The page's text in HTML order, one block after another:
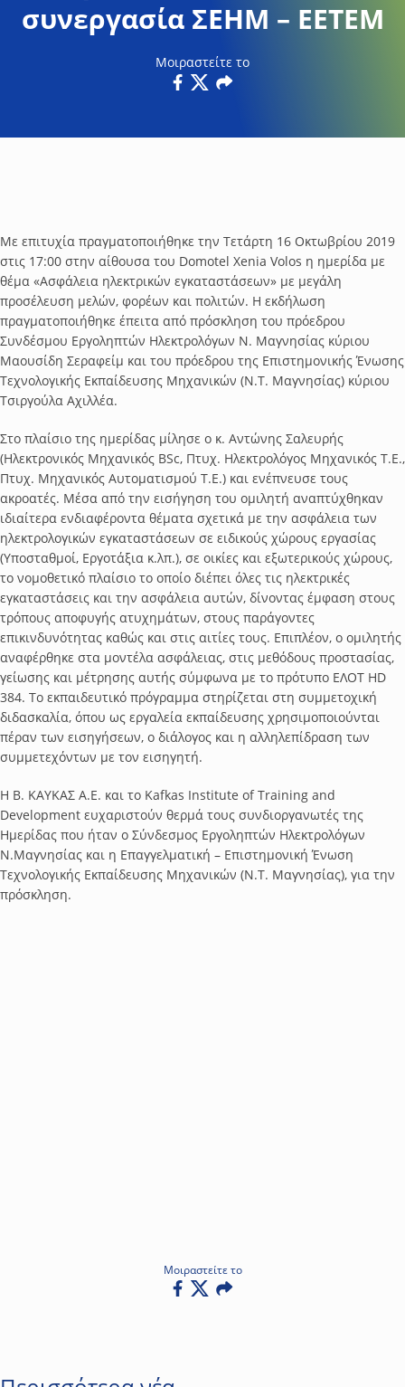
συνεργασία ΣΕΗΜ – ΕΕΤΕΜ
Μοιραστείτε το
Facebook
Twitter
Email
Με επιτυχία πραγματοποιήθηκε την Τετάρτη 16 Οκτωβρίου 2019
στις 17:00 στην αίθουσα του Domotel Xenia Volos η ημερίδα με
θέμα «Ασφάλεια ηλεκτρικών εγκαταστάσεων» με μεγάλη
προσέλευση μελών, φορέων και πολιτών. Η εκδήλωση
πραγματοποιήθηκε έπειτα από πρόσκληση του πρόεδρου
Συνδέσμου Εργοληπτών Ηλεκτρολόγων Ν. Μαγνησίας κύριου
Μαουσίδη Σεραφείμ και του πρόεδρου της Επιστημονικής Ένωσης
Τεχνολογικής Εκπαίδευσης Μηχανικών (Ν.Τ. Μαγνησίας) κύριου
Τσιργούλα Αχιλλέα.
Στο πλαίσιο της ημερίδας μίλησε ο κ. Αντώνης Σαλευρής
(Ηλεκτρονικός Μηχανικός BSc, Πτυχ. Ηλεκτρολόγος Μηχανικός Τ.Ε.,
Πτυχ. Μηχανικός Αυτοματισμού Τ.Ε.) και ενέπνευσε τους
ακροατές. Μέσα από την εισήγηση του ομιλητή αναπτύχθηκαν
ιδιαίτερα ενδιαφέροντα θέματα σχετικά με την ασφάλεια των
ηλεκτρολογικών εγκαταστάσεων σε ειδικούς χώρους εργασίας
(Υποσταθμοί, Εργοτάξια κ.λπ.), σε οικίες και εξωτερικούς χώρους,
το νομοθετικό πλαίσιο το οποίο διέπει όλες τις ηλεκτρικές
εγκαταστάσεις και την ασφάλεια αυτών, δίνοντας έμφαση στους
τρόπους αποφυγής ατυχημάτων, στους παράγοντες
επικινδυνότητας καθώς και στις αιτίες τους. Επιπλέον, ο ομιλητής
αναφέρθηκε στα μοντέλα ασφάλειας, στις μεθόδους προστασίας,
γείωσης και μέτρησης αυτής σύμφωνα με το πρότυπο ΕΛΟΤ HD
384. Το εκπαιδευτικό πρόγραμμα στηρίζεται στη συμμετοχική
διδασκαλία, όπου ως εργαλεία εκπαίδευσης χρησιμοποιούνται
πέραν των εισηγήσεων, ο διάλογος και η αλληλεπίδραση των
συμμετεχόντων με τον εισηγητή.
Η Β. ΚΑΥΚΑΣ Α.Ε. και το Kafkas Institute of Training and
Development ευχαριστούν θερμά τους συνδιοργανωτές της
Ημερίδας που ήταν ο Σύνδεσμος Εργοληπτών Ηλεκτρολόγων
Ν.Μαγνησίας και η Επαγγελματική – Επιστημονική Ένωση
Τεχνολογικής Εκπαίδευσης Μηχανικών (Ν.Τ. Μαγνησίας), για την
πρόσκληση.
Μοιραστείτε το
Facebook
Twitter
Email